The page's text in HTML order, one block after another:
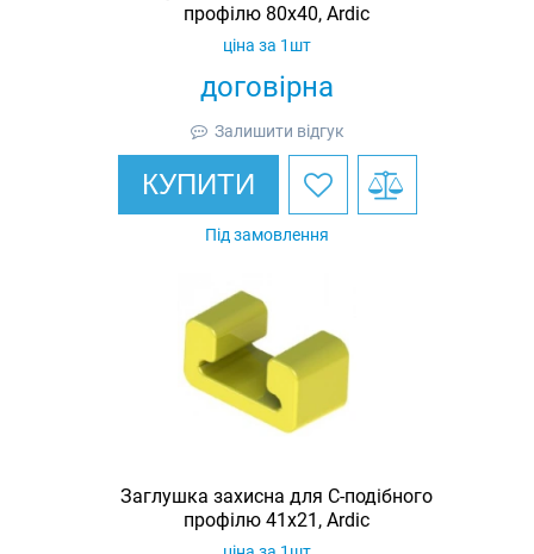
профілю 80х40, Ardic
договірна
ціна за 1шт
Залишити відгук
КУПИТИ
Під замовлення
Заглушка захисна для С-подібного
профілю 41х21, Ardic